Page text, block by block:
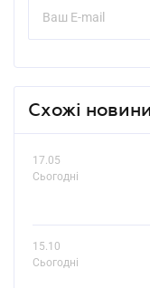
Схожі новини
17.05
Сьогодні
15.10
Сьогодні